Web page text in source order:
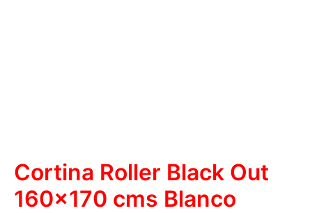
Cortina Roller Black Out
160×170 cms Blanco